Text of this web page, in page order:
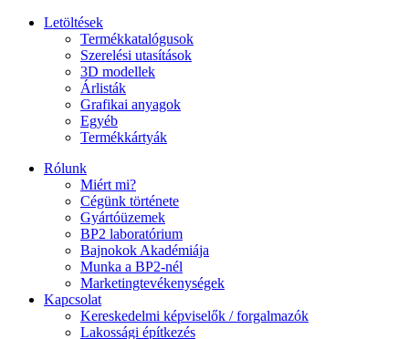
Letöltések
Termékkatalógusok
Szerelési utasítások
3D modellek
Árlisták
Grafikai anyagok
Egyéb
Termékkártyák
Rólunk
Miért mi?
Cégünk története
Gyártóüzemek
BP2 laboratórium
Bajnokok Akadémiája
Munka a BP2-nél
Marketingtevékenységek
Kapcsolat
Kereskedelmi képviselők / forgalmazók
Lakossági építkezés